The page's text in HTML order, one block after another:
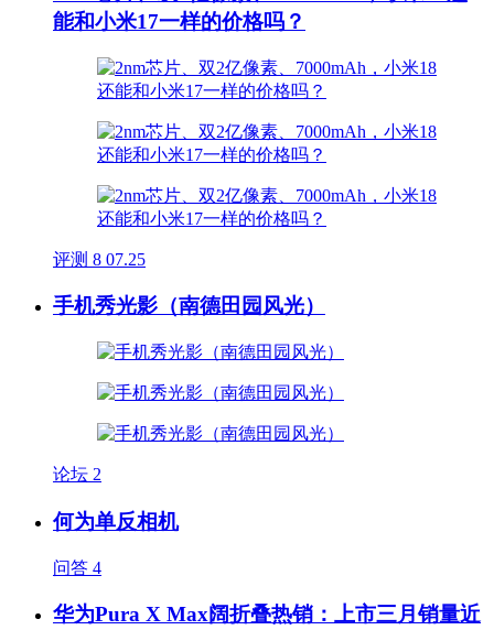
能和小米17一样的价格吗？
评测 8 07.25
手机秀光影（南德田园风光）
论坛 2
何为单反相机
问答 4
华为Pura X Max阔折叠热销：上市三月销量近